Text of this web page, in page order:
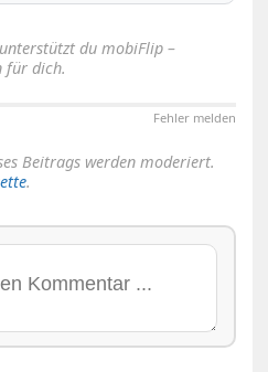
du mobiFlip –
für dich.
Fehler melden
Beitrags werden moderiert.
.